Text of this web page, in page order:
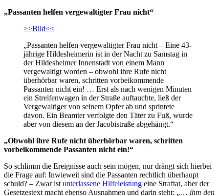
„Passanten helfen vergewaltigter Frau nicht“
>>Bild<<
„Passanten helfen vergewaltigter Frau nicht – Eine 43-
jährige Hildesheimerin ist in der Nacht zu Samstag in
der Hildesheimer Innenstadt von einem Mann
vergewaltigt worden – obwohl ihre Rufe nicht
überhörbar waren, schritten vorbeikommende
Passanten nicht ein! … Erst als nach wenigen Minuten
ein Streifenwagen in der Straße auftauchte, ließ der
Vergewaltiger von seinem Opfer ab und sprintete
davon. Ein Beamter verfolgte den Täter zu Fuß, wurde
aber von diesem an der Jacobistraße abgehängt.“
„Obwohl ihre Rufe nicht überhörbar waren, schritten
vorbeikommende Passanten nicht ein!“
So schlimm die Ereignisse auch sein mögen, nur drängt sich hierbei
die Frage auf: Inwieweit sind die Passanten rechtlich überhaupt
schuld? – Zwar ist unterlassene Hilfeleistung eine Straftat, aber der
Gesetzestext macht ebenso Ausnahmen und darin steht: „… ihm den